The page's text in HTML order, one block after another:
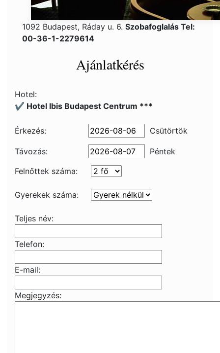
1092 Budapest, Ráday u. 6. Szobafoglalás Tel:
00-36-1-2279614
Ajánlatkérés
Hotel:
✔️ Hotel Ibis Budapest Centrum ***
Érkezés: Csütörtök
Távozás:
Péntek
Felnőttek száma:
Gyerekek száma:
Teljes név:
Telefon:
E-mail:
Megjegyzés: